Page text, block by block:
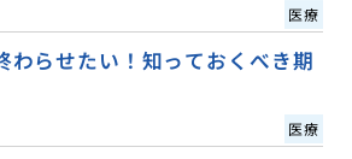
医療
わらせたい！知っておくべき期
医療